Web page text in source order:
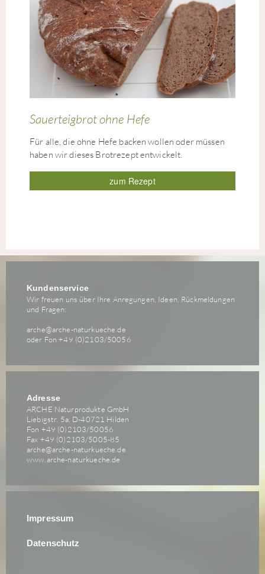
Sauerteigbrot ohne Hefe
Für alle, die ohne Hefe backen wollen oder müssen
haben wir dieses Brotrezept entwickelt.
zum Rezept
Kundenservice
Wir freuen uns über Ihre Anregungen, Ideen, Rückmeldungen
und Fragen:
arche@arche-naturkueche.de
oder Fon +49 (0)2103/50056
Adresse
ARCHE Naturprodukte GmbH
Liebigstr. 5a, D-40721 Hilden
Fon +49 (0)2103/50056
Fax +49 (0)2103/5005-85
arche@arche-naturkueche.de
www.arche-naturkueche.de
Impressum
Datenschutz